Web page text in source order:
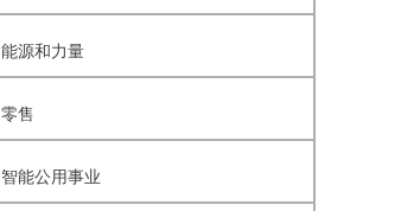
能源和力量
零售
智能公用事业